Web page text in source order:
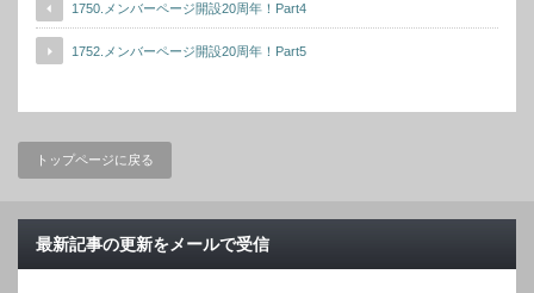
1750.メンバーページ開設20周年！Part4
1752.メンバーページ開設20周年！Part5
トップページに戻る
最新記事の更新をメールで受信